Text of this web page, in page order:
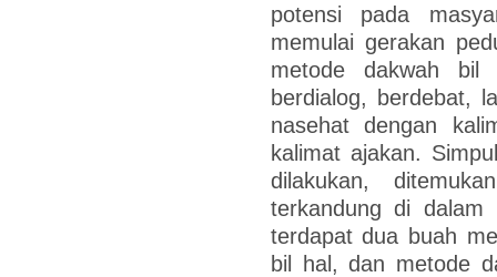
potensi pada
memulai gerakan
metode dakwah bil
berdialog, berdebat,
nasehat dengan
kalimat ajakan.
dilakukan,
terkandung di dalam
terdapat dua buah
bil hal, dan metode